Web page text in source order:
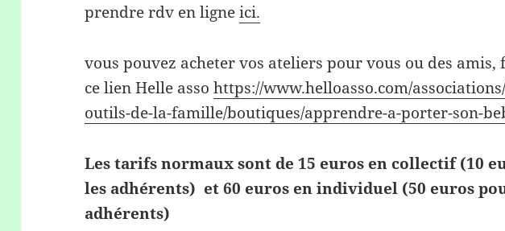
prendre rdv en ligneici.
vous pouvez acheter vos ateliers pour vous ou des amis,
ce lien Helle assohttps://www.helloasso.com/
outils-de-la-famille/boutiques/apprendre-a-porter-son-
Les tarifs normaux sont de 15 euros en collectif (10
les adhérents) et 60 euros en individuel (50 euros
adhérents)